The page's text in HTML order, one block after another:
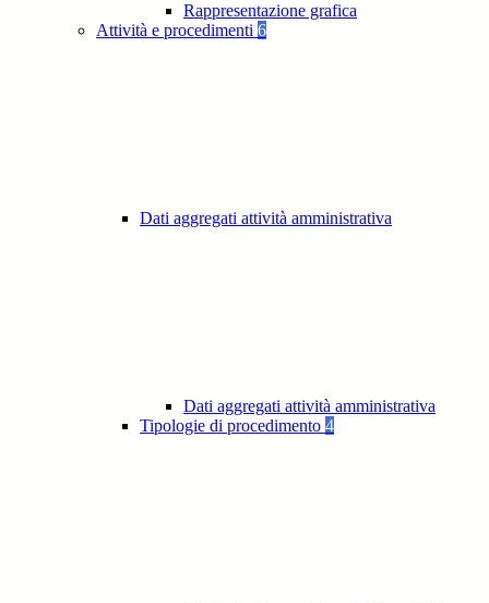
Rappresentazione grafica
Attività e procedimenti 6
Dati aggregati attività amministrativa
Dati aggregati attività amministrativa
Tipologie di procedimento 4